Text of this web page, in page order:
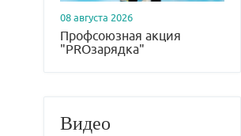
08 августа 2026
Профсоюзная акция
"PROзарядка"
Видео